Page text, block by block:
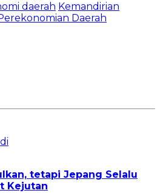
daerah Kemandirian
Daerah
tetapi Jepang Selalu
Kejutan